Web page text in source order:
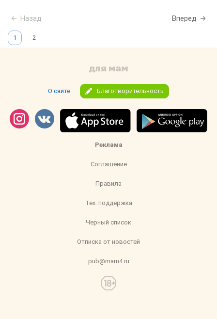
Назад Вперед
1 2
О сайте Благотворительность
Реклама
Соглашение
Правила
Тех. поддержка
Черный список
Отписка от новостей
pub@mam4.ru